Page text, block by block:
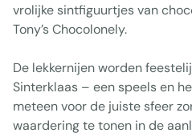
vrolijke sintfiguurtjes van
Tony’s Chocolonely.
De lekkernijen worden
Sinterklaas – een speels en
meteen voor de juiste sfeer
waardering te tonen in de